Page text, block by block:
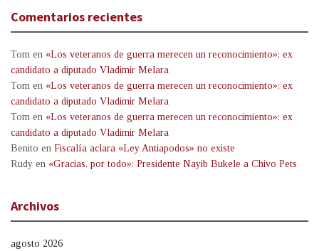
Comentarios recientes
Tom en «Los veteranos de guerra merecen un reconocimiento»: ex
candidato a diputado Vladimir Melara
Tom en «Los veteranos de guerra merecen un reconocimiento»: ex
candidato a diputado Vladimir Melara
Tom en «Los veteranos de guerra merecen un reconocimiento»: ex
candidato a diputado Vladimir Melara
Benito en Fiscalía aclara «Ley Antiapodos» no existe
Rudy en «Gracias, por todo»: Presidente Nayib Bukele a Chivo Pets
Archivos
agosto 2026